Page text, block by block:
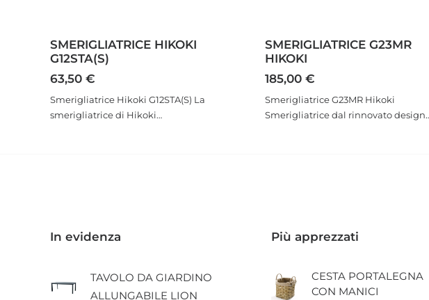
SMERIGLIATRICE HIKOKI
G12STA(S)
63,50 €
Smerigliatrice Hikoki G12STA(S) La
smerigliatrice di Hikoki…
SMERIGLIATRICE G23MR
HIKOKI
185,00 €
Smerigliatrice G23MR Hikoki
Smerigliatrice dal rinnovato
In evidenza
TAVOLO DA GIARDINO
ALLUNGABILE LION
Più apprezzati
CESTA PORTALEGNA
CON MANICI